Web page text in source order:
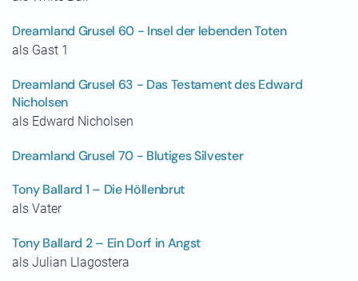
Dreamland Grusel 60 - Insel der lebenden Toten
als Gast 1
Dreamland Grusel 63 - Das Testament des Edward
Nicholsen
als Edward Nicholsen
Dreamland Grusel 70 - Blutiges Silvester
Tony Ballard 1 – Die Höllenbrut
als Vater
Tony Ballard 2 – Ein Dorf in Angst
als Julian Llagostera